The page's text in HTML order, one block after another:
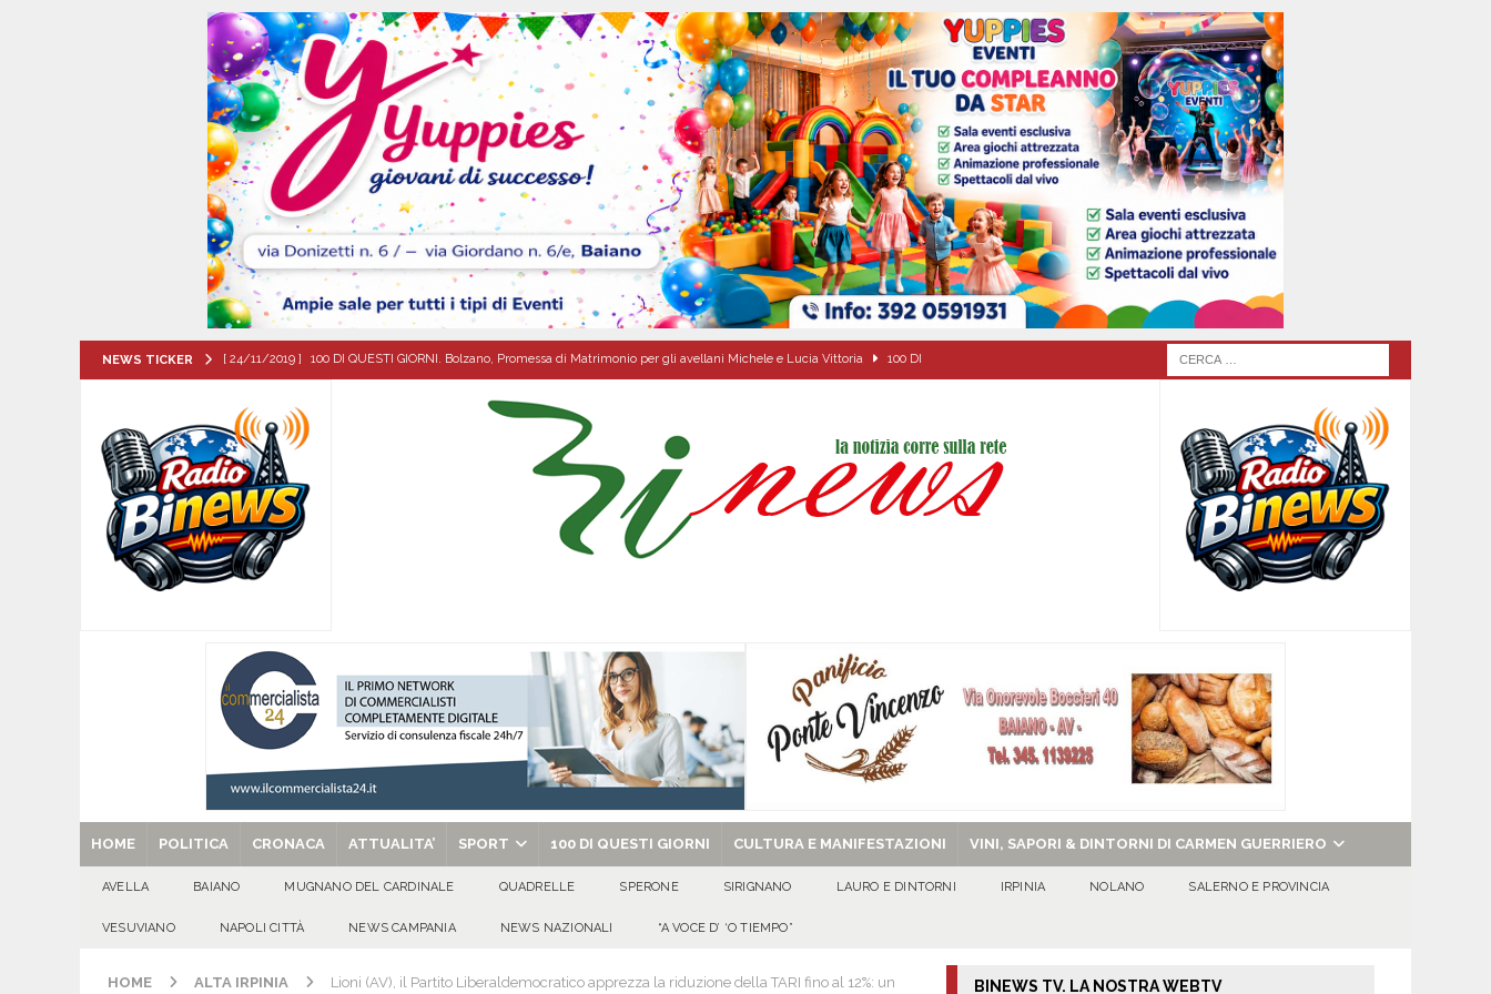
NEWS TICKER [ 24/11/2019 ] 100 DI QUESTI GIORNI. Bolzano, Promessa di Matrimonio per gli avellani Michele e Lucia Vittoria 100 DI
[ 06/08/2026 ] ‘O PRUVERBIO D’ ‘O JUORNO. Giovedì 6 agosto 2026 ALMANACCO
[ 06/08/2026 ] ALMANACCO DEL GIORNO. Giovedí, 6 Agosto 2026 ALMANACCO
[ 06/08/2026 ] SANT’Oggi. Giovedì 6 agosto si celebra la Trasfigurazione del Signore e sant’Ormisda EVIDENZA
[ 05/08/2026 ] Taurano, il Centro Estivo Comunale si chiude con una serata di emozioni e il primo campeggio nel Convento di
San Giovanni del Palco
[ 29/08/2025 ] SANT’Oggi. Venerdì 29 agosto la chiesa celebra il Martirio di san Giovanni Battista e santa Sabina
HOME POLITICA CRONACA ATTUALITA’ SPORT 100 DI QUESTI GIORNI CULTURA E MANIFESTAZIONI VINI, SAPORI & DINTORNI DI CARMEN GUERRIERO
AVELLA BAIANO MUGNANO DEL CARDINALE QUADRELLE SPERONE SIRIGNANO LAURO E DINTORNI IRPINIA NOLANO SALERNO E PROVINCIA
VESUVIANO NAPOLI CITTÀ NEWS CAMPANIA NEWS NAZIONALI “A VOCE D’ ‘O TIEMPO”
HOME ALTA IRPINIA Lioni (AV), il Partito Liberaldemocratico apprezza la riduzione della TARI fino al 12%: un BINEWS TV. LA NOSTRA WEBTV